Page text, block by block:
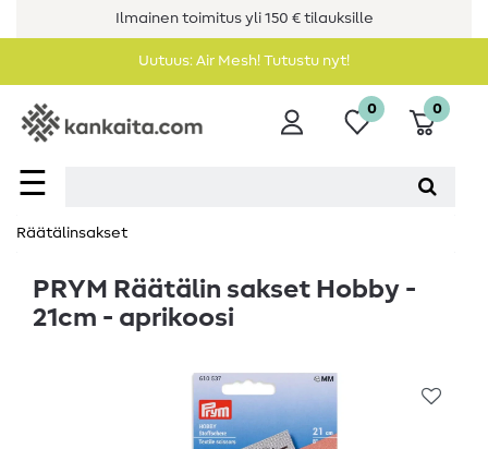
Ilmainen toimitus yli 150 € tilauksille
Uutuus: Air Mesh! Tutustu nyt!
☰
0 0
Räätälinsakset
PRYM Räätälin sakset Hobby -
21cm - aprikoosi